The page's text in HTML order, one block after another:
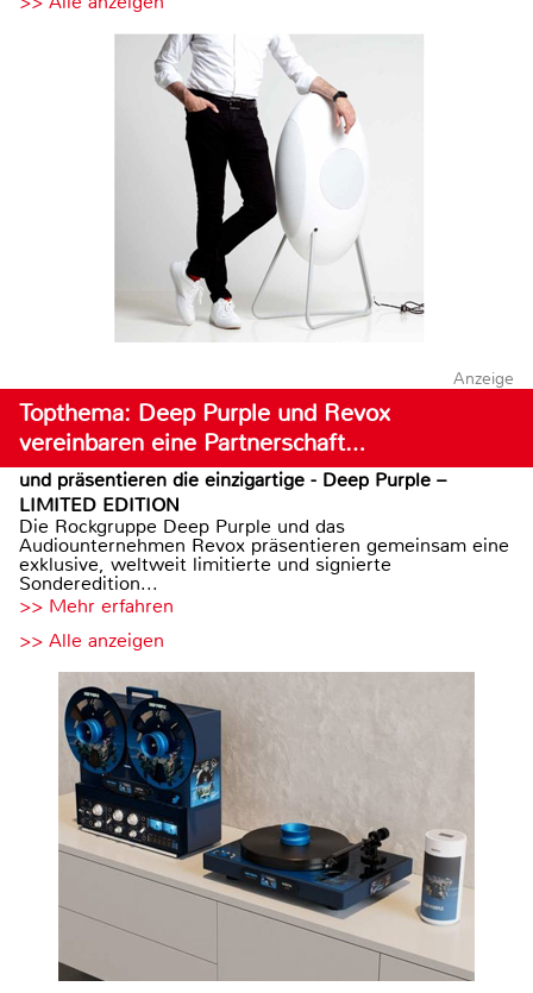
Anzeige
Topthema: Deep Purple und Revox
vereinbaren eine Partnerschaft…
und präsentieren die einzigartige - Deep Purple –
LIMITED EDITION
Die Rockgruppe Deep Purple und das
Audiounternehmen Revox präsentieren gemeinsam eine
exklusive, weltweit limitierte und signierte
Sonderedition...
>> Mehr erfahren
>> Alle anzeigen